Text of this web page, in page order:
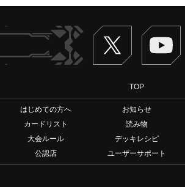
Twitter
TOP
はじめての方へ お知らせ
カードリスト
読み物
大会ルール
デッキレシピ
公認店
ユーザーサポート